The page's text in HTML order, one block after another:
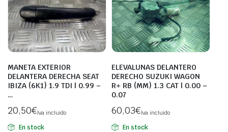
MANETA EXTERIOR
DELANTERA DERECHA SEAT
IBIZA (6K1) 1.9 TDI | 0.99 –
…
20,50€Iva incluido
En stock
ELEVALUNAS DELANTERO
DERECHO SUZUKI WAGON
R+ RB (MM) 1.3 CAT | 0.00 –
0.07
60,03€Iva incluido
En stock